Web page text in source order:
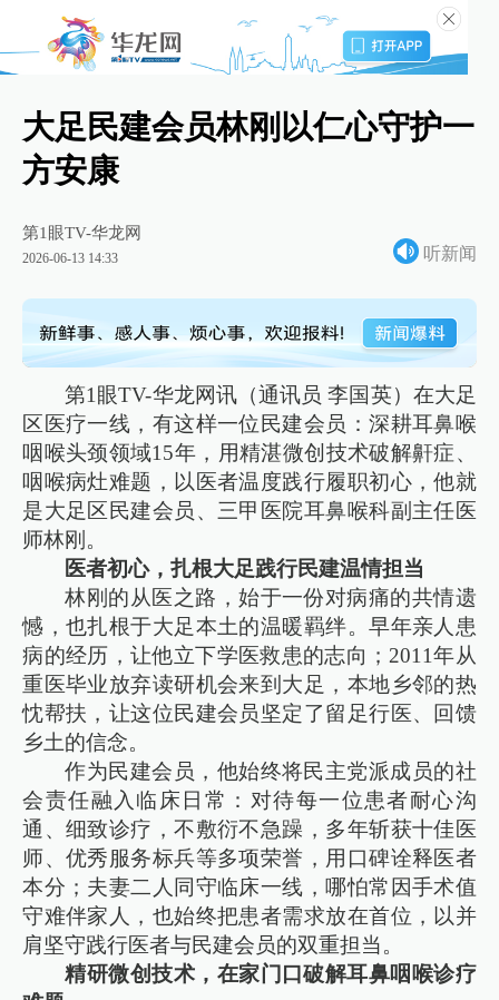
大足民建会员林刚以仁心守护一
方安康
第1眼TV-华龙网
2026-06-13 14:33 听新闻
第1眼TV-华龙网讯（通讯员 李国英）在大足
区医疗一线，有这样一位民建会员：深耕耳鼻喉
咽喉头颈领域15年，用精湛微创技术破解鼾症、
咽喉病灶难题，以医者温度践行履职初心，他就
是大足区民建会员、三甲医院耳鼻喉科副主任医
师林刚。
医者初心，扎根大足践行民建温情担当
林刚的从医之路，始于一份对病痛的共情遗
憾，也扎根于大足本土的温暖羁绊。早年亲人患
病的经历，让他立下学医救患的志向；2011年从
重医毕业放弃读研机会来到大足，本地乡邻的热
忱帮扶，让这位民建会员坚定了留足行医、回馈
乡土的信念。
作为民建会员，他始终将民主党派成员的社
会责任融入临床日常：对待每一位患者耐心沟
通、细致诊疗，不敷衍不急躁，多年斩获十佳医
师、优秀服务标兵等多项荣誉，用口碑诠释医者
本分；夫妻二人同守临床一线，哪怕常因手术值
守难伴家人，也始终把患者需求放在首位，以并
肩坚守践行医者与民建会员的双重担当。
精研微创技术，在家门口破解耳鼻咽喉诊疗